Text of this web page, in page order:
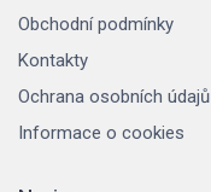
Obchodní podmínky
Kontakty
Ochrana osobních údajů
Informace o cookies